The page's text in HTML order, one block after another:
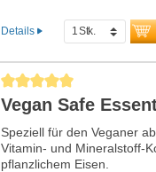
Siegel ist Aluminium frei.
Deutschland mit über 20-
Jahren Vitalstoff-
und Vegetarier geeignet –
zertifiziert und nachhaltig.
Synergie aus traditioneller
moderner Wissenschaft für
Wohlbefinden.
Details
Durchschnittliche Bewertung
Vegan Safe
Speziell für den Veganer
Vitamin- und Mineralstoff-
pflanzlichem Eisen.